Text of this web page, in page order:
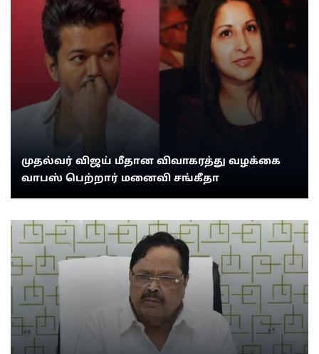
முதல்வர் விஜய் மீதான விவாகரத்து வழக்கை
வாபஸ் பெற்றார் மனைவி சங்கீதா